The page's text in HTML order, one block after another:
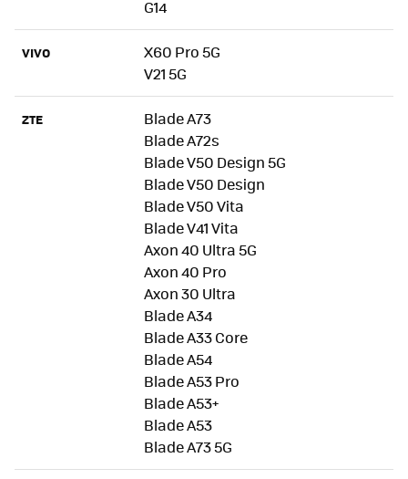
G14
VIVO
X60 Pro 5G
V21 5G
ZTE
Blade A73
Blade A72s
Blade V50 Design 5G
Blade V50 Design
Blade V50 Vita
Blade V41 Vita
Axon 40 Ultra 5G
Axon 40 Pro
Axon 30 Ultra
Blade A34
Blade A33 Core
Blade A54
Blade A53 Pro
Blade A53+
Blade A53
Blade A73 5G